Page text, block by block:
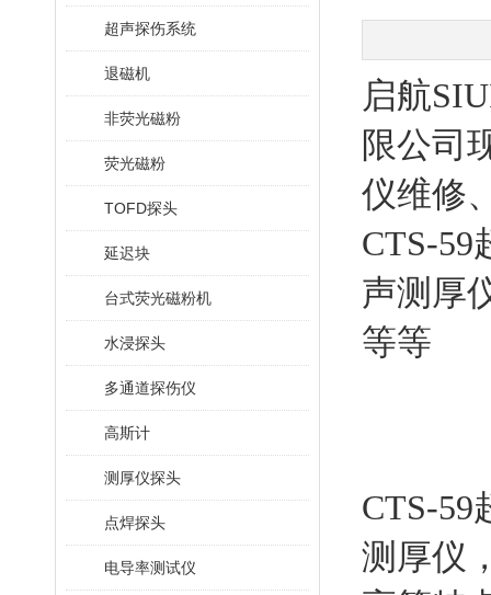
超声探伤系统
退磁机
非荧光磁粉
荧光磁粉
TOFD探头
延迟块
台式荧光磁粉机
水浸探头
多通道探伤仪
高斯计
测厚仪探头
点焊探头
电导率测试仪
启航
限公司
仪维修
CTS-59
声测厚
等等
CTS-
测厚仪